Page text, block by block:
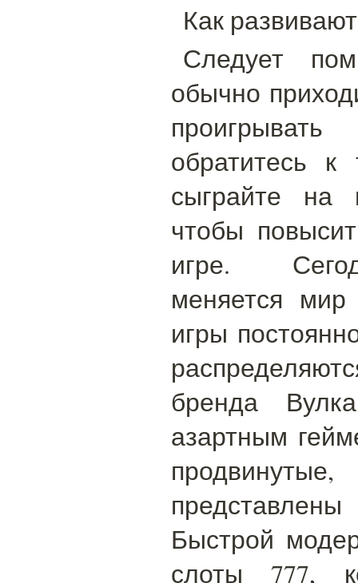
Как
Следует
обычно
обратитесь
сыграйте на
чтобы
игре.
меняется мир
игры
бренда
азартным
Быстрой
слоты 777,